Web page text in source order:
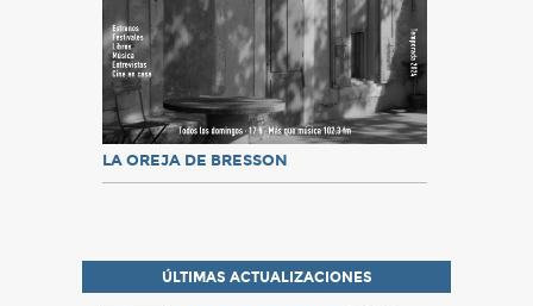
LA OREJA DE BRESSON
ÚLTIMAS ACTUALIZACIONES